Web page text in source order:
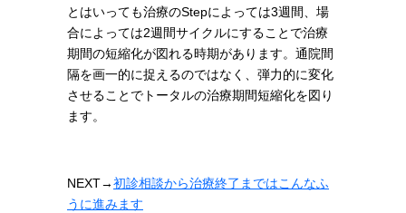
とはいっても治療のStepによっては3週間、場
合によっては2週間サイクルにすることで治療
期間の短縮化が図れる時期があります。通院間
隔を画一的に捉えるのではなく、弾力的に変化
させることでトータルの治療期間短縮化を図り
ます。
NEXT→初診相談から治療終了まではこんなふ
うに進みます